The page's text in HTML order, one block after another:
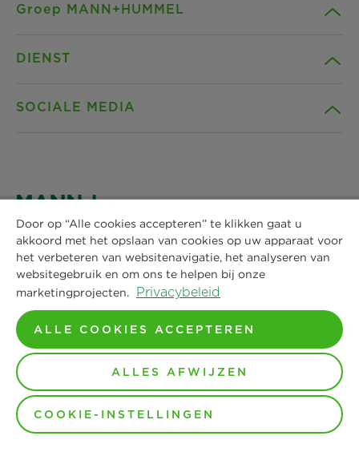
Groep MANN+HUMMEL
Locaties
DIENST
Impressum
Juridische kennisgeving
SOCIALE MEDIA
Instagram
LinkedIn
YouTube
MANN+HUMMEL Vokes Air BV
1e Garnizoensdok 7
3439 JA Nieuwegein
Tel. +31 30 6868080
Email:info-manl@mann-hummel.com
© Copyright 2024-2026 - Alle inhoud, in het bijzonder
teksten, foto's en grafieken zijn auteursrechtelijk
beschermd. Alle rechten, inclusief reproductie, publicatie,
redactie en vertaling, zijn voorbehouden aan
Door op “Alle cookies accepteren” te klikken gaat u
akkoord met het opslaan van cookies op uw apparaat voor
het verbeteren van websitenavigatie, het analyseren van
websitegebruik en om ons te helpen bij onze
marketingprojecten. Privacybeleid
ALLE COOKIES ACCEPTEREN
ALLES AFWIJZEN
COOKIE-INSTELLINGEN